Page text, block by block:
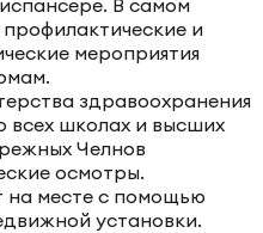
и
мероприятия
здравоохранения
всех школах и высших
Челнов
осмотры.
месте с помощью
установки.